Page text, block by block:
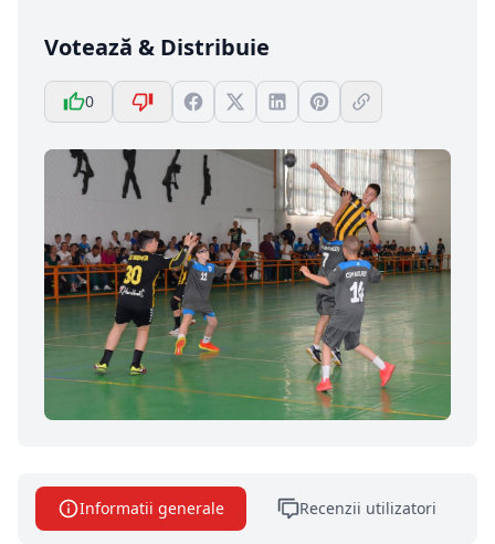
Votează & Distribuie
0
Informatii generale Recenzii utilizatori